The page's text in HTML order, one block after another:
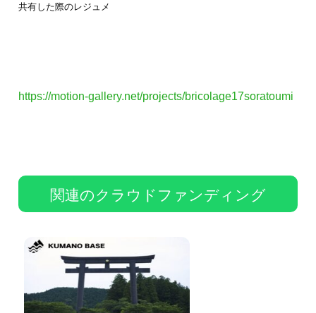
共有した際のレジュメ
https://motion-gallery.net/projects/bricolage17soratoumi
関連のクラウドファンディング